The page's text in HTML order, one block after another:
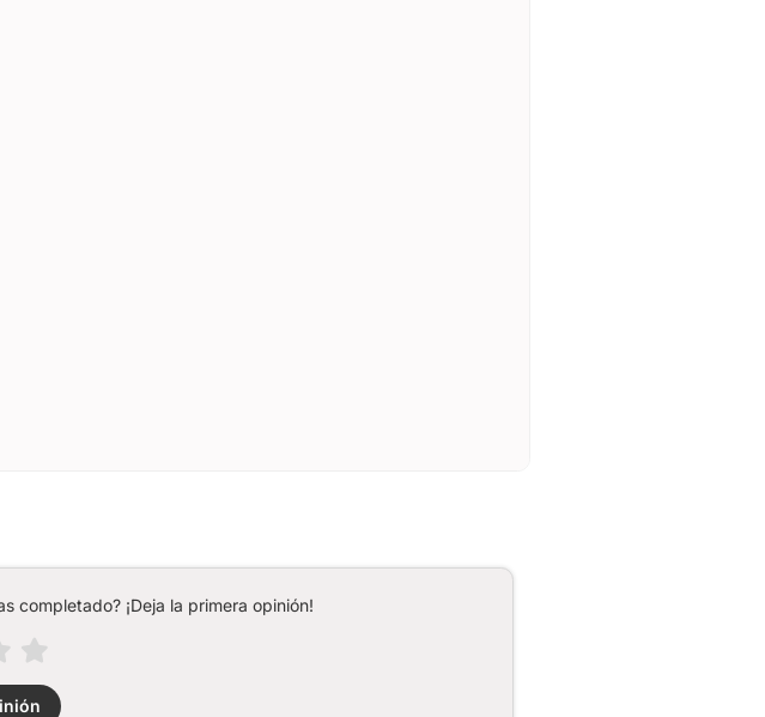
completado? ¡Deja la primera opinión!